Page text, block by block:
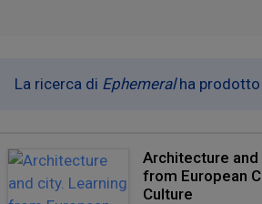
La ricerca di Ephemeralha prodotto
Architecture and
from European
Culture